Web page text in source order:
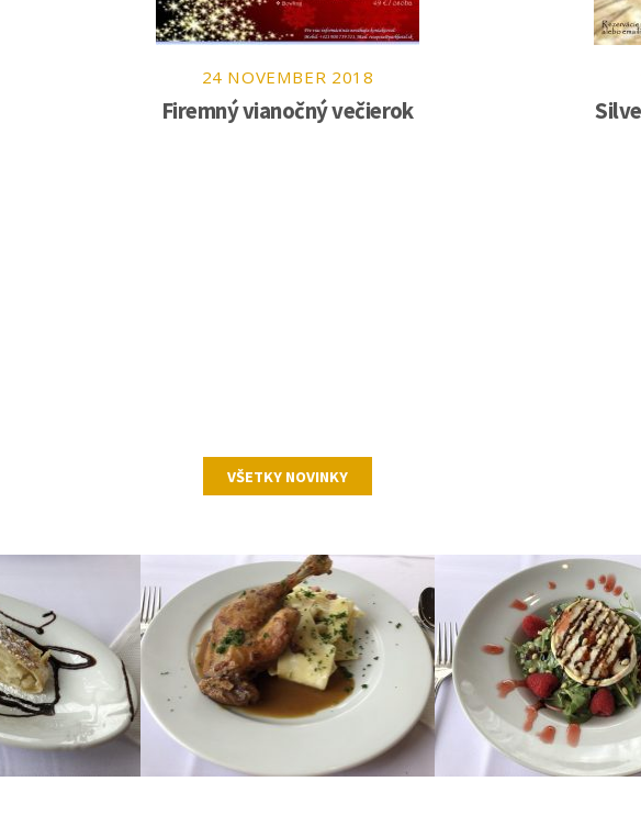
24 NOVEMBER 2018
Firemný vianočný večierok
VŠETKY NOVINKY